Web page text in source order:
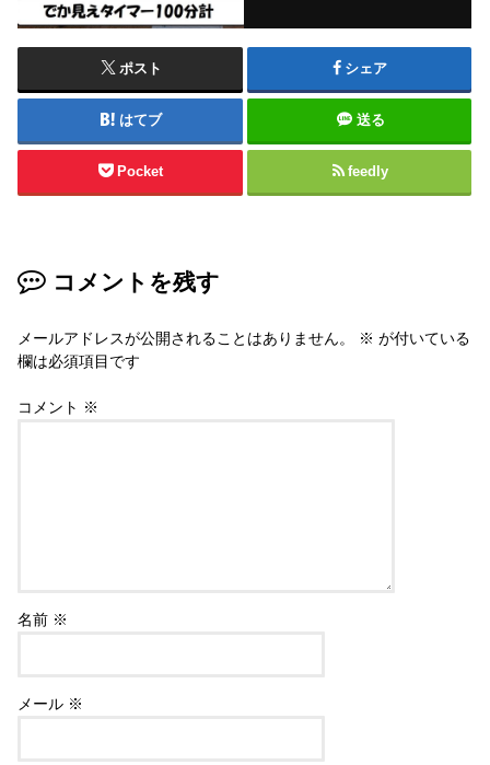
ポスト シェア
はてブ 送る
Pocket feedly
コメントを残す
メールアドレスが公開されることはありません。 ※ が付いている
欄は必須項目です
コメント ※
名前 ※
メール ※